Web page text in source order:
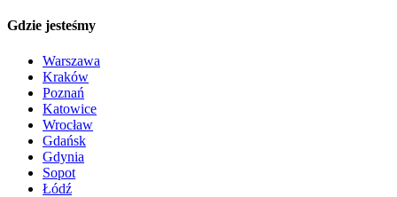
Gdzie jesteśmy
Warszawa
Kraków
Poznań
Katowice
Wrocław
Gdańsk
Gdynia
Sopot
Łódź